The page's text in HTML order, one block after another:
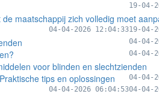
19-04-
maatschappij zich volledig moet
19-04-
04-04-2026 12:04:33
04-04-
04-04-
voor blinden en slechtzienden
04-04-
tips en oplossingen
04-04-
04-04-2026 06:04:53